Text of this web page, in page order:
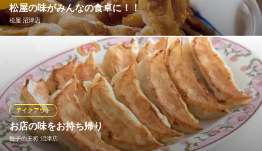
金目鯛とくぞう沼津港店
海鮮丼魚定食・浜焼串焼
ＪＲ沼津駅 徒歩30分
松屋の味がみんなの食卓に！！
松屋 沼津店
健康で豊かな食生活を応援する松屋では、一部のメニューをのぞ
き「できたて」をその場でお持ち帰りいただけます。 朝食・ラン
チタイム・夕飯や夜食など、いろいろなシーンに合わせてぜひご
利用ください！
松屋 沼津店
牛めし・カレー・定食
ＪＲ御殿場線大岡駅 車7分
お店の味をお持ち帰り
餃子の王将 沼津店
テイクアウト